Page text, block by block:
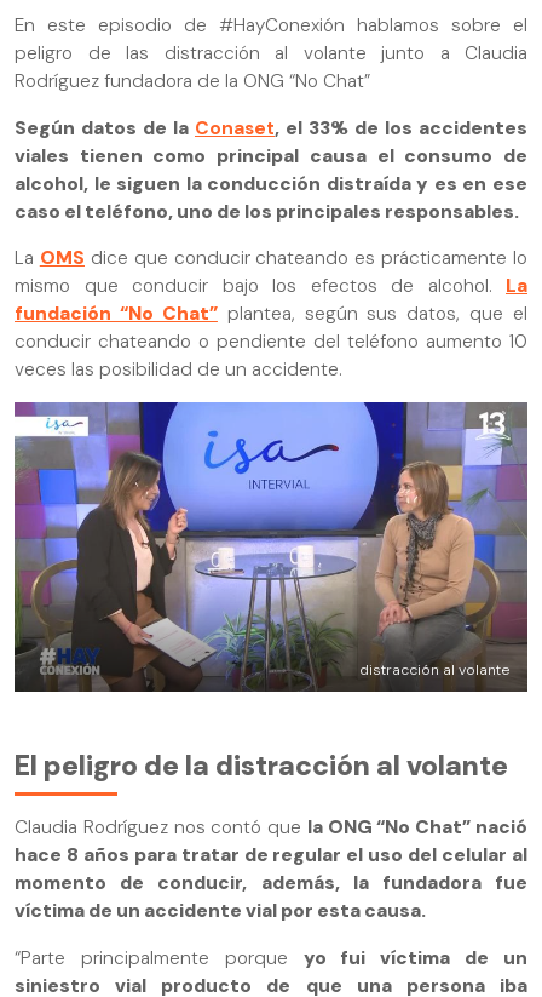
En este episodio de #HayConexión hablamos sobre el
peligro de las distracción al volante junto a Claudia
Rodríguez fundadora de la ONG “No Chat”
Según datos de la Conaset, el 33% de los accidentes
viales tienen como principal causa el consumo de
alcohol, le siguen la conducción distraída y es en ese
caso el teléfono, uno de los principales responsables.
La OMS dice que conducir chateando es prácticamente lo
mismo que conducir bajo los efectos de alcohol. La
fundación “No Chat”plantea, según sus datos, que el
conducir chateando o pendiente del teléfono aumento 10
veces las posibilidad de un accidente.
distracción al volante
El peligro de la distracción al volante
Claudia Rodríguez nos contó que la ONG “No Chat” nació
hace 8 años para tratar de regular el uso del celular al
momento de conducir, además, la fundadora fue
víctima de un accidente vial por esta causa.
“Parte principalmente porque yo fui víctima de un
siniestro vial producto de que una persona iba